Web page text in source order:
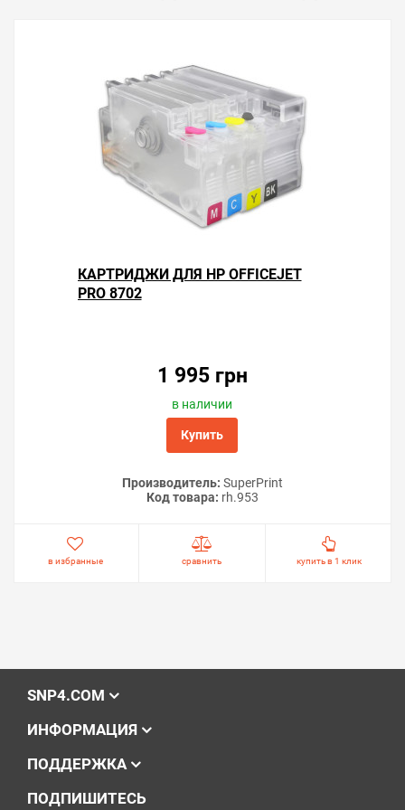
Решили купить чернила для HP OfficeJet Pro 8702 —
принтере экономичной.
КАРТРИДЖИ ДЛЯ HP OFFICEJET
PRO 8702
1 995 грн
в наличии
Купить
Производитель: SuperPrint
Код товара: rh.953
в избранные сравнить купить в 1 клик
SNP4.COM
ИНФОРМАЦИЯ
ПОДДЕРЖКА
ПОДПИШИТЕСЬ